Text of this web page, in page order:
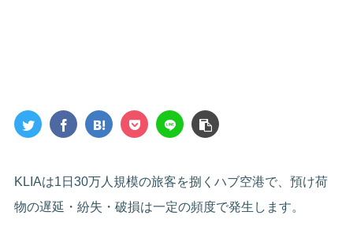
KLIAは1日30万人規模の旅客を捌くハブ空港で、預け荷
物の遅延・紛失・破損は一定の頻度で発生します。